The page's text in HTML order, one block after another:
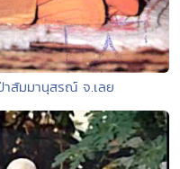
สัมมานุสรณ์ จ.เลย